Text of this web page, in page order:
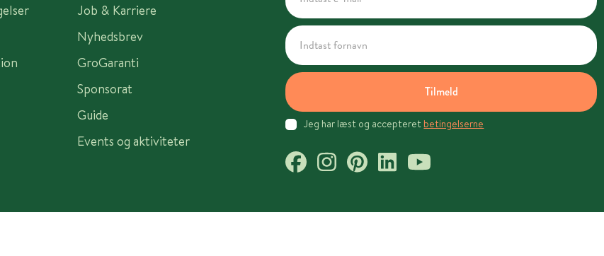
Job & Karriere
Nyhedsbrev
GroGaranti
Sponsorat
Guide
Events og aktiviteter
Tilmeld
Jeg har læst og accepteret betingelserne